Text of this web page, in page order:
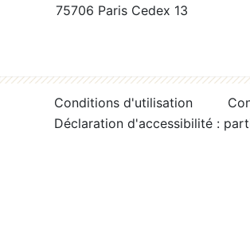
75706 Paris Cedex 13
Conditions d'utilisation
Déclaration d'accessibilité :